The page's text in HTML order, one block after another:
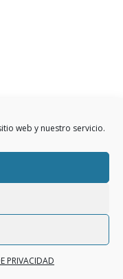
web y nuestro servicio.
PRIVACIDAD